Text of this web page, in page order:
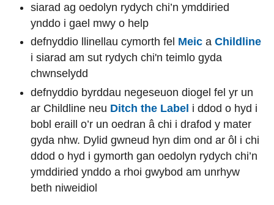
siarad ag oedolyn rydych chi’n ymddiried
ynddo i gael mwy o help
defnyddio llinellau cymorth fel Meic a Childline
i siarad am sut rydych chi'n teimlo gyda
chwnselydd
defnyddio byrddau negeseuon diogel fel yr un
ar Childline neu Ditch the Label i ddod o hyd i
bobl eraill o’r un oedran â chi i drafod y mater
gyda nhw. Dylid gwneud hyn dim ond ar ôl i chi
ddod o hyd i gymorth gan oedolyn rydych chi’n
ymddiried ynddo a rhoi gwybod am unrhyw
beth niweidiol